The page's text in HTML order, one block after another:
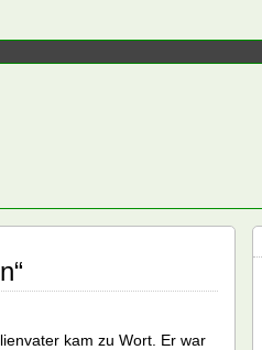
kam zu Wort. Er war